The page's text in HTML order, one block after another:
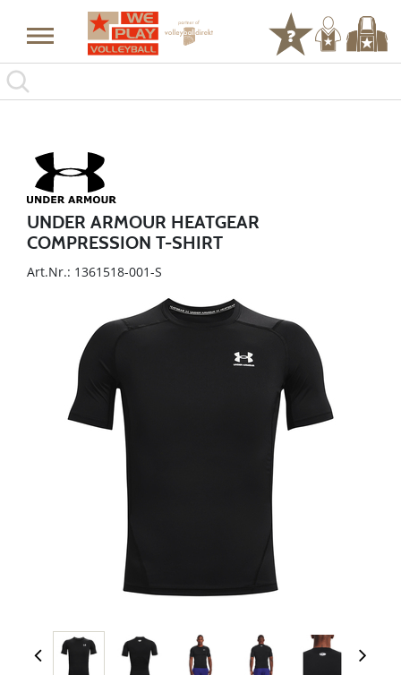
UNDER ARMOUR HEATGEAR
COMPRESSION T-SHIRT
Art.Nr.: 1361518-001-S